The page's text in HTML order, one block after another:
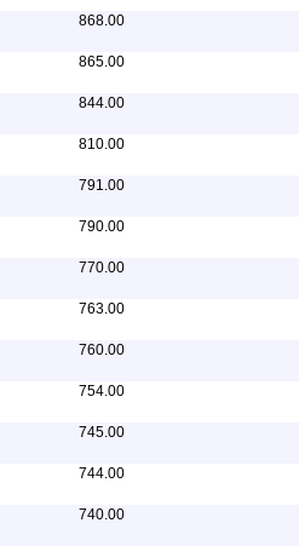
868.00
865.00
844.00
810.00
791.00
790.00
770.00
763.00
760.00
754.00
745.00
744.00
740.00